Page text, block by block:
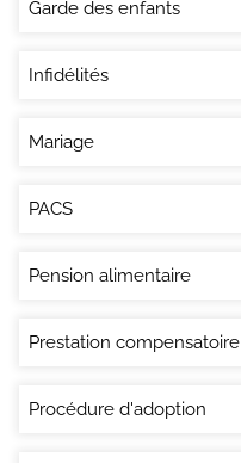
Garde des enfants
Infidélités
Mariage
PACS
Pension alimentaire
Prestation compensatoire
Procédure d'adoption